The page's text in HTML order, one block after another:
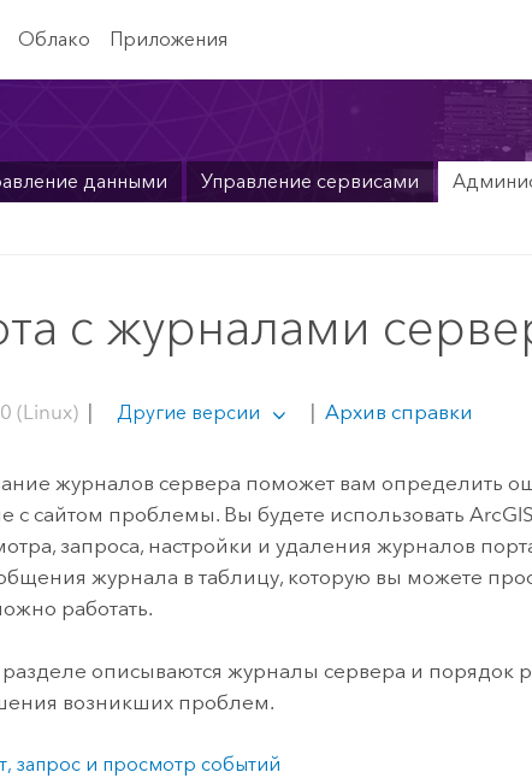
Облако Приложения
данными Управление сервисами
с журналами
(Linux) | Другие версии | Архив справки
журналов сервера поможет вам определить
с сайтом проблемы. Вы будете использовать
запроса, настройки и удаления журналов
журнала в таблицу, которую вы можете
работать.
описываются журналы сервера и порядок
возникших проблем.
запрос и просмотр событий